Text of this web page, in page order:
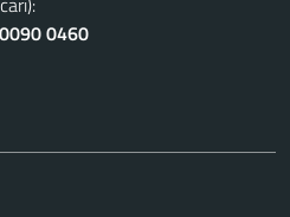
0460